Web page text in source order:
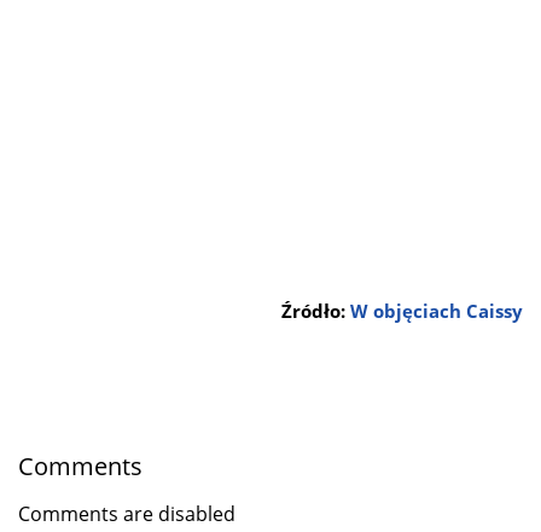
Źródło: W objęciach Caissy
Comments
Comments are disabled